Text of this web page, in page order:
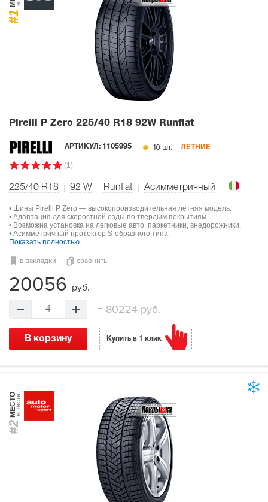
#1
Pirelli P Zero 225/40 R18 92W Runflat
АРТИКУЛ: 1105995 10 шт. ЛЕТНИЕ
(1)
225/40 R18 92 W Runflat Асимметричный
• Шины Pirelli P Zero — высокопроизводительная летняя модель.
• Адаптация для скоростной езды по твердым покрытиям.
• Возможна установка на легковые авто, паркетники, внедорожники.
• Асимметричный протектор S-образного типа.
Показать полностью
в закладки сравнить
20056 руб.
4 = 80224 руб.
В корзину Купить в 1 клик
#2
МЕСТОв тесте